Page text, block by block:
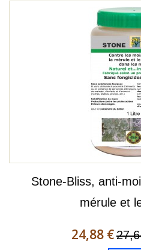
Stone-Bliss, anti-
mérule et
24,88 €